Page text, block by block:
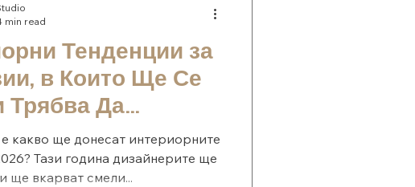
Тенденции за
в Които Ще Се
Да
какво ще донесат интериорните
Тази година дизайнерите ще
ще вкарват смели...
min read